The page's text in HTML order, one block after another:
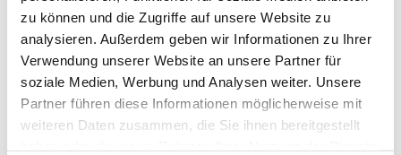
zu können und die Zugriffe auf unsere Website zu
analysieren. Außerdem geben wir Informationen zu Ihrer
Verwendung unserer Website an unsere Partner für
soziale Medien, Werbung und Analysen weiter. Unsere
Partner führen diese Informationen möglicherweise mit
weiteren Daten zusammen, die Sie ihnen bereitgestellt
verschiedenen Bereichen unterstützen
möchten. Gemeinsam können wir
unsere Gemeinschaft stärken und
positive Veränderungen bewirken.